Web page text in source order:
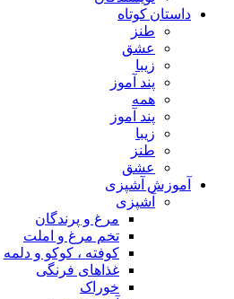
داستان کوتاه
طنز
عشق
زیبا
پند آموز
همه
پند آموز
زیبا
طنز
عشق
آموزش آشپزی
آشپزی
مرغ و پرندگان
تخم مرغ و املت
کوفته ، کوکو و دلمه
غذاهای فرنگی
خوراک